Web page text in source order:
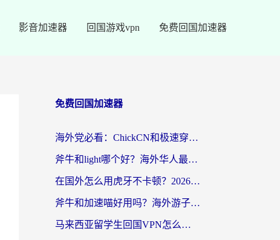
影音加速器 回国游戏vpn 免费回国加速器
免费回国加速器
海外党必看：ChickCN和极速穿梭VPN好用吗？3招教你选对回国加速器无缝刷国内资源
斧牛和light哪个好？海外华人最关心的回国加速器选择难题，一篇讲透
在国外怎么用虎牙不卡顿？2026海外华人亲测有效的回国加速器选择指南
斧牛和加速喵好用吗？海外游子的真实选择困境
马来西亚留学生回国VPN怎么选？3个避坑点+1款实测好用的加速器推荐